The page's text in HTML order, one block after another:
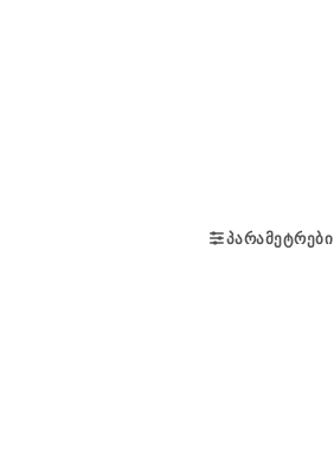
ᲞᲐᲠᲐᲛᲔᲢᲠᲔᲑᲘ